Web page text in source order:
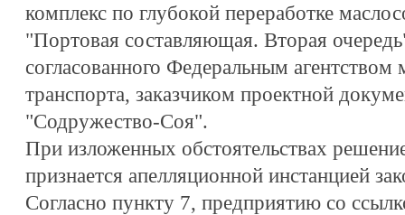
комплекс по глубокой переработке
"Портовая составляющая. Вторая
согласованного Федеральным агентством
транспорта, заказчиком проектной
"Содружество-Соя".
При изложенных обстоятельствах
признается апелляционной инстанцией
Согласно пункту 7, предприятию со